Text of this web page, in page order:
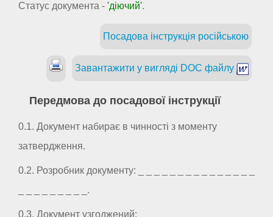
Статус документа - 'діючий'.
Посадова інструкція російською
Завантажити у вигляді DOC файлу
Передмова до посадової інструкції
0.1. Документ набирає в чинності з моменту
затвердження.
0.2. Розробник документу: _ _ _ _ _ _ _ _ _ _ _ _ _ _ _
_ _ _ _ _ _ _ _ _.
0.3. Документ узгоджений: _ _ _ _ _ _ _ _ _ _ _ _ _ _